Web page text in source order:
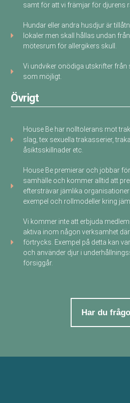
samt för att vi främjar för djurens
Hundar eller andra husdjur är
lokaler men skall hållas undan
mötesrum för allergikers skull.
Vi undviker onödiga utskrifter från
som möjligt.
Övrigt
House Be har nolltolerans mot
slag, tex sexuella trakasserier,
åsiktsskillnader etc.
House Be premierar och jobbar
samhälle och kommer alltid att
eftersträvar jämlika
exempel och rollmodeller kring
Vi kommer inte att erbjuda
aktiva inom någon verksamhet
förtrycks. Exempel på detta kan
och använder djur i
försiggår.
Har du